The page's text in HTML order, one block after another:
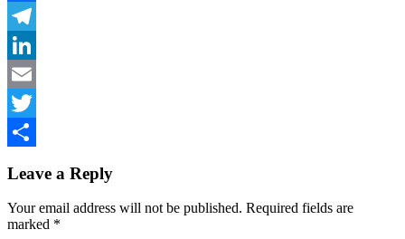
Facebook
Telegram
LinkedIn
Email
Twitter
Leave a Reply
Your email address will not be published. Required fields are
marked *